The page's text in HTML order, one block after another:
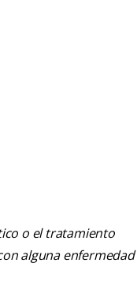
o el tratamiento
alguna enfermedad